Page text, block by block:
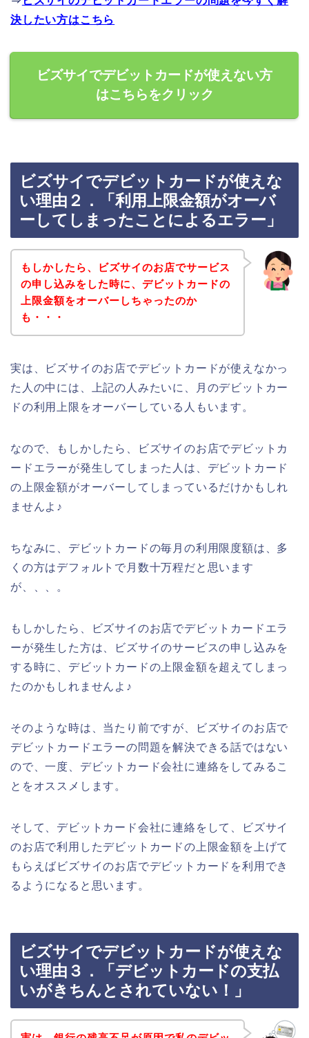
決したい方はこちら
ビズサイでデビットカードが使えない方
はこちらをクリック
ビズサイでデビットカードが使えな
い理由２．「利用上限金額がオーバ
ーしてしまったことによるエラー」
もしかしたら、ビズサイのお店でサービス
の申し込みをした時に、デビットカードの
上限金額をオーバーしちゃったのか
も・・・
実は、ビズサイのお店でデビットカードが使えなかっ
た人の中には、上記の人みたいに、月のデビットカー
ドの利用上限をオーバーしている人もいます。
なので、もしかしたら、ビズサイのお店でデビットカ
ードエラーが発生してしまった人は、デビットカード
の上限金額がオーバーしてしまっているだけかもしれ
ませんよ♪
ちなみに、デビットカードの毎月の利用限度額は、多
くの方はデフォルトで月数十万程だと思います
が、、、。
もしかしたら、ビズサイのお店でデビットカードエラ
ーが発生した方は、ビズサイのサービスの申し込みを
する時に、デビットカードの上限金額を超えてしまっ
たのかもしれませんよ♪
そのような時は、当たり前ですが、ビズサイのお店で
デビットカードエラーの問題を解決できる話ではない
ので、一度、デビットカード会社に連絡をしてみるこ
とをオススメします。
そして、デビットカード会社に連絡をして、ビズサイ
のお店で利用したデビットカードの上限金額を上げて
もらえばビズサイのお店でデビットカードを利用でき
るようになると思います。
ビズサイでデビットカードが使えな
い理由３．「デビットカードの支払
いがきちんとされていない！」